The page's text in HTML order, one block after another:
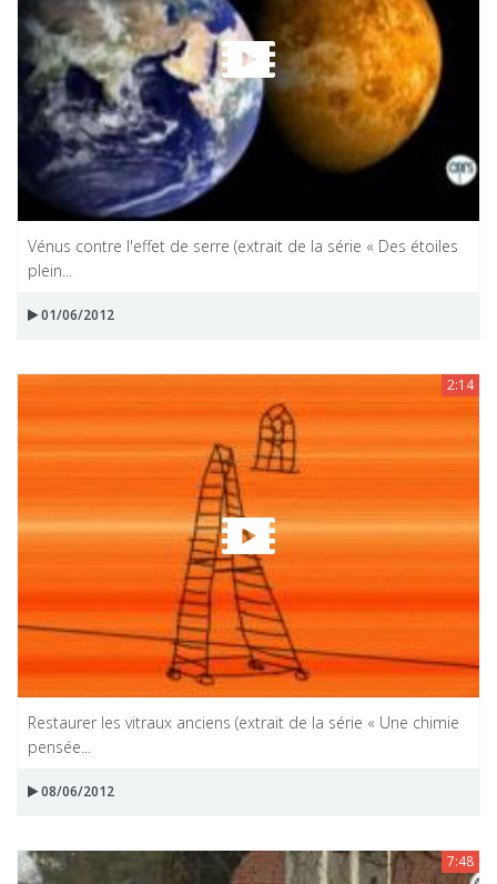
Vénus contre l'effet de serre (extrait de la série « Des étoiles
plein...
01/06/2012
2:14
Restaurer les vitraux anciens (extrait de la série « Une chimie
pensée...
08/06/2012
7:48